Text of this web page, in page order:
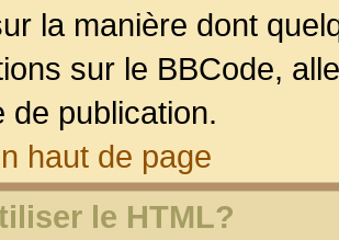
la manière dont
sur le BBCode,
de publication.
haut de page
le HTML?